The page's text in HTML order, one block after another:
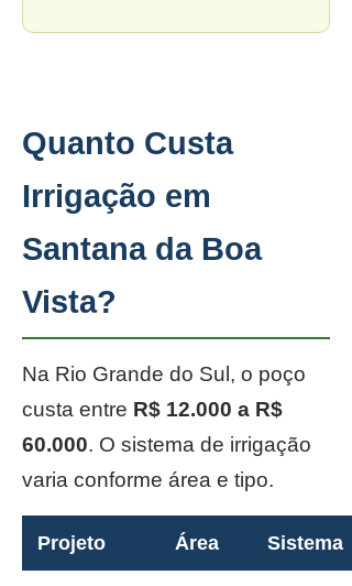
Quanto Custa
Irrigação em
Santana da Boa
Vista?
Na Rio Grande do Sul, o poço
custa entre R$ 12.000 a R$
60.000. O sistema de irrigação
varia conforme área e tipo.
Projeto Área Sistema